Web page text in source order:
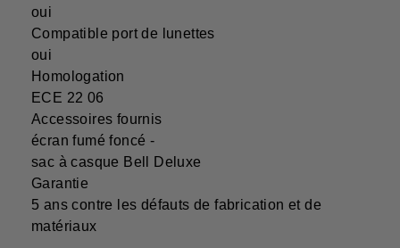
oui
Compatible port de lunettes
oui
Homologation
ECE 22 06
Accessoires fournis
écran fumé foncé -
sac à casque Bell Deluxe
Garantie
5 ans contre les défauts de fabrication et de
matériaux